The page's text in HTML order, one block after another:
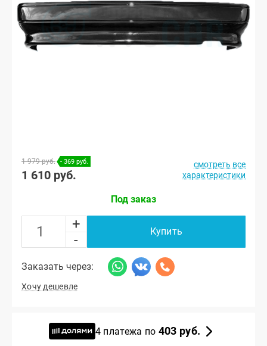
1 979 руб. - 369 руб.
1 610 руб.
смотреть все
характеристики
Под заказ
+
-
Купить
Заказать через:
Хочу дешевле
4 платежа по 403 руб.